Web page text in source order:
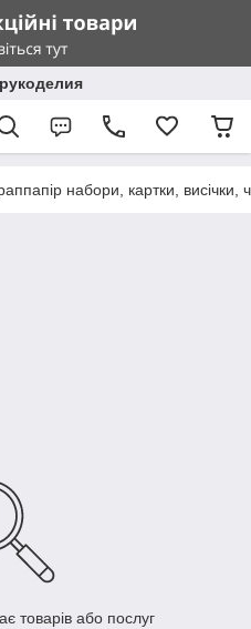
набори, картки, висічки,
товарів або послуг